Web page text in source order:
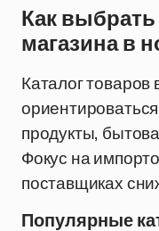
Как
магазина в
Каталог
продукты,
Фокус на
поставщиках
Популярные